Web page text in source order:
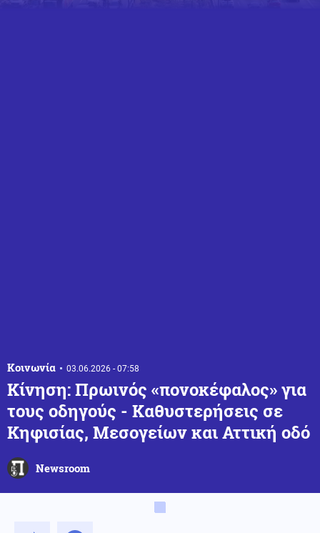
Κοινωνία 03.06.2026 - 07:58
Κίνηση: Πρωινός «πονοκέφαλος» για
τους οδηγούς - Καθυστερήσεις σε
Κηφισίας, Μεσογείων και Αττική οδό
Newsroom